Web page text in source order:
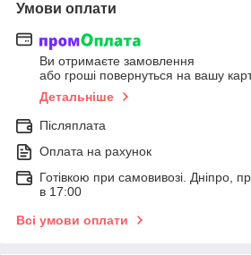
Умови оплати
Ви отримаєте замовлення
або гроші повернуться на вашу
Детальніше
Післяплата
Оплата на рахунок
Готівкою при самовивозі. Дніпро,
в 17:00
Всі умови оплати